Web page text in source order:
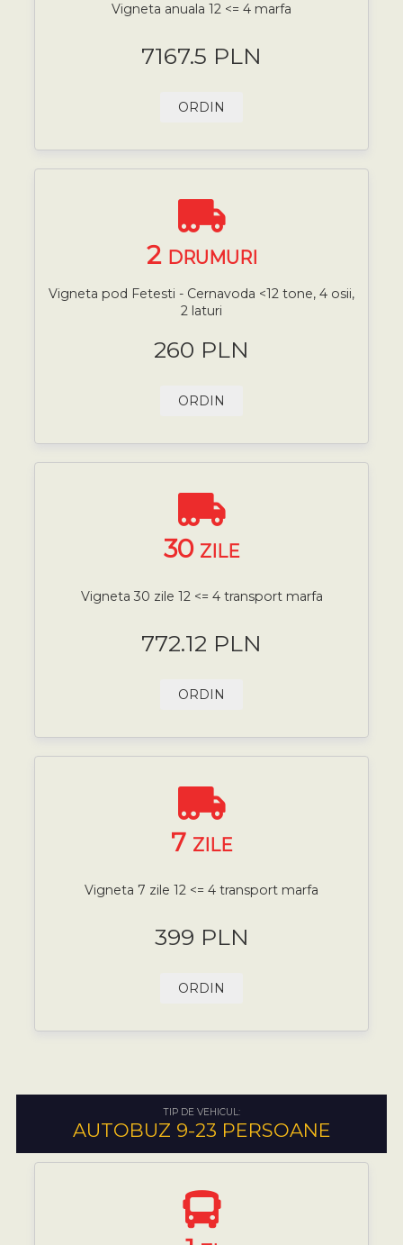
Vigneta anuala 12 <= 4 marfa
7167.5 PLN
ORDIN
2 DRUMURI
Vigneta pod Fetesti - Cernavoda <12 tone, 4 osii,
2 laturi
260 PLN
ORDIN
30 ZILE
Vigneta 30 zile 12 <= 4 transport marfa
772.12 PLN
ORDIN
7 ZILE
Vigneta 7 zile 12 <= 4 transport marfa
399 PLN
ORDIN
TIP DE VEHICUL:
AUTOBUZ 9-23 PERSOANE